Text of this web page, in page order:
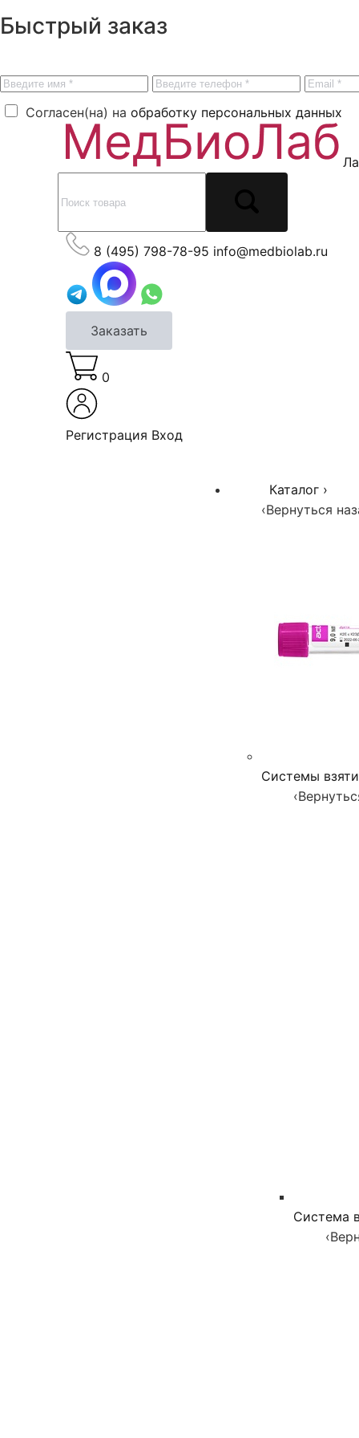
Быстрый заказ
Согласен(на) на обработку персональных данных
8 (495) 798-78-95 info@medbiolab.ru
Заказать
0
Регистрация Вход
Каталог ›
‹Вернуться
Системы
‹
Система
‹